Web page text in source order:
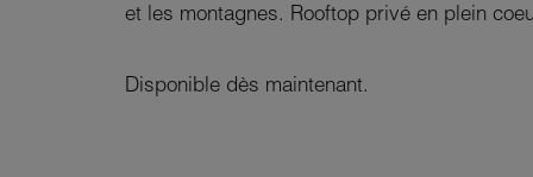
et les montagnes. Rooftop privé en plein
Disponible dès maintenant.